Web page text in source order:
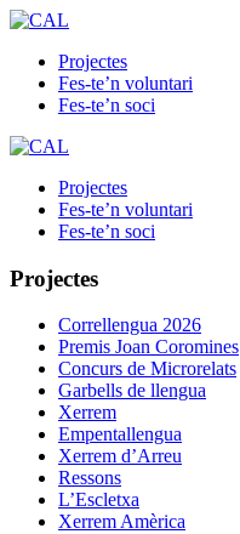
Projectes
Fes-te’n voluntari
Fes-te’n soci
Projectes
Fes-te’n voluntari
Fes-te’n soci
Projectes
Correllengua 2026
Premis Joan Coromines
Concurs de Microrelats
Garbells de llengua
Xerrem
Empentallengua
Xerrem d’Arreu
Ressons
L’Escletxa
Xerrem Amèrica